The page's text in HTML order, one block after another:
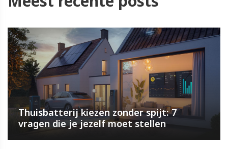
Thuisbatterij kiezen zonder spijt: 7
vragen die je jezelf moet stellen